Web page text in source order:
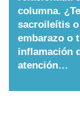
Cuentos
columna.
sacroileítis o
embarazo o
inflamación
atención…